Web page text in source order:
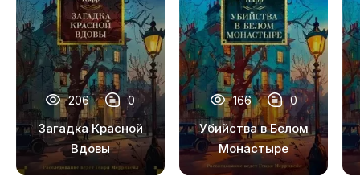
15
16
17
18
19
20
206 0
Загадка Красной
Вдовы
166 0
Убийства в Белом
Монастыре